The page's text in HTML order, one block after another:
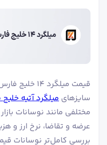
قیمت میلگرد
سایزهایمیلگرد آتیه
مختلفی مانند نوسانات
عرضه و تقاضا، نرخ ارز و